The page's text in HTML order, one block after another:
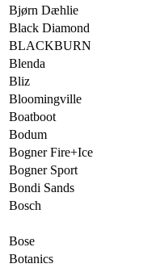
Bjørn Dæhlie
Black Diamond
BLACKBURN
Blenda
Bliz
Bloomingville
Boatboot
Bodum
Bogner Fire+Ice
Bogner Sport
Bondi Sands
Bosch
Bose
Botanics